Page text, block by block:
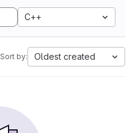
C++
Sort by: Oldest created